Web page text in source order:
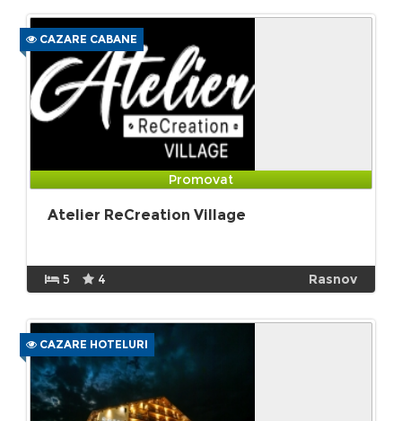
CAZARE CABANE
Promovat
Atelier ReCreation Village
5 4 Rasnov
CAZARE HOTELURI